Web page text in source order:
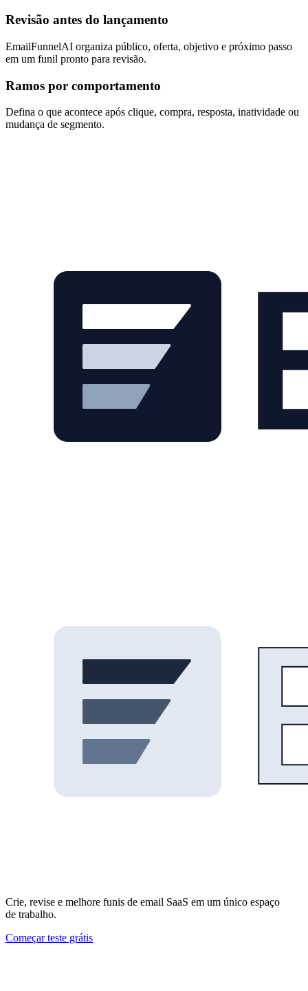
Revisão antes do lançamento
EmailFunnelAI organiza público, oferta, objetivo e próximo passo
em um funil pronto para revisão.
Ramos por comportamento
Defina o que acontece após clique, compra, resposta, inatividade ou
mudança de segmento.
Crie, revise e melhore funis de email SaaS em um único espaço
de trabalho.
Começar teste grátis